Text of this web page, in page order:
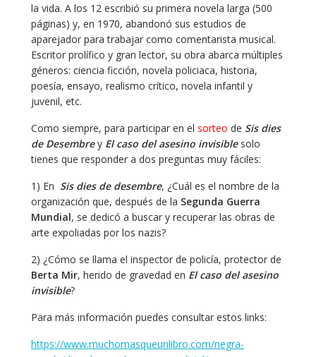
la vida. A los 12 escribió su primera novela larga (500
páginas) y, en 1970, abandonó sus estudios de
aparejador para trabajar como comentarista musical.
Escritor prolífico y gran lector, su obra abarca múltiples
géneros: ciencia ficción, novela policiaca, historia,
poesía, ensayo, realismo crítico, novela infantil y
juvenil, etc.
Como siempre, para participar en el sorteo de Sis dies
de Desembrey El caso del asesino invisible solo
tienes que responder a dos preguntas muy fáciles:
1) En Sis dies de desembre, ¿Cuál es el nombre de la
organización que, después de la Segunda Guerra
Mundial, se dedicó a buscar y recuperar las obras de
arte expoliadas por los nazis?
2) ¿Cómo se llama el inspector de policía, protector de
Berta Mir, herido de gravedad en El caso del asesino
invisible?
Para más información puedes consultar estos links:
https://www.muchomasqueunlibro.com/negra-